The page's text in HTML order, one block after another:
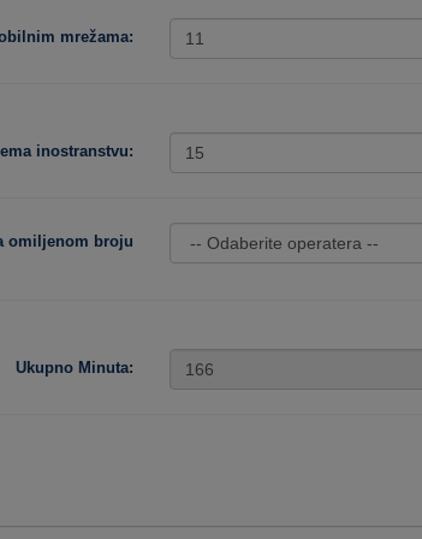
mrežama:
inostranstvu:
omiljenom broju
Ukupno Minuta: